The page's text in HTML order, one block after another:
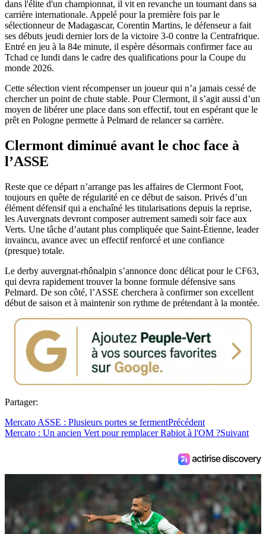
dans l'élite d'un championnat, il vit en revanche un tournant dans sa
carrière internationale. Appelé pour la première fois par le
sélectionneur de Madagascar, Corentin Martins, le défenseur a fait
ses débuts jeudi dernier lors de la victoire 3-0 contre la Centrafrique.
Entré en jeu à la 84e minute, il espère désormais confirmer face au
Tchad ce lundi dans le cadre des qualifications pour la Coupe du
monde 2026.
Cette sélection vient récompenser un joueur qui n’a jamais cessé de
chercher un point de chute stable. Pour Clermont, il s’agit aussi d’un
moyen de libérer une place dans son effectif, tout en espérant que le
prêt en Pologne permette à Pelmard de relancer sa carrière.
Clermont diminué avant le choc face à
l’ASSE
Reste que ce départ n’arrange pas les affaires de Clermont Foot,
toujours en quête de régularité en ce début de saison. Privés d’un
élément défensif qui a enchaîné les titularisations depuis la reprise,
les Auvergnats devront composer autrement samedi soir face aux
Verts. Une tâche d’autant plus compliquée que Saint-Étienne, leader
invaincu, avance avec un effectif renforcé et une confiance
(presque) totale.
Le derby auvergnat-rhônalpin s’annonce donc délicat pour le CF63,
qui devra rapidement trouver la bonne formule défensive sans
Pelmard. De son côté, l’ASSE cherchera à confirmer son excellent
début de saison et à maintenir son rythme de prétendant à la montée.
Partager:
Mercato ASSE : Plusieurs portes se fermentPrécédent
Mercato : Un ancien Vert pour remplacer Rabiot à l'OM ?Suivant